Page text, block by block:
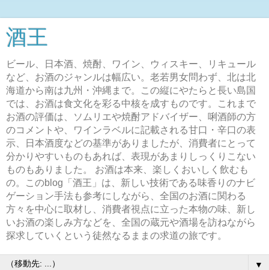
酒王
ビール、日本酒、焼酎、ワイン、ウィスキー、リキュール
など、お酒のジャンルは幅広い。老若男女問わず、北は北
海道から南は九州・沖縄まで。この縦にやたらと長い島国
では、お酒は食文化を彩る中核を成すものです。これまで
お酒の評価は、ソムリエや焼酎アドバイザー、唎酒師の方
のコメントや、ワインラベルに記載される甘口・辛口の表
示、日本酒度などの基準がありましたが、消費者にとって
分かりやすいものもあれば、表現があまりしっくりこない
ものもありました。 お酒は本来、楽しくおいしく飲むも
の。このblog「酒王」は、新しい技術である味香りのナビ
ゲーション手法も参考にしながら、全国のお酒に関わる
方々を中心に取材し、消費者視点に立った本物の味、新し
いお酒の楽しみ方などを、全国の蔵元や酒場を訪ねながら
探求していくという徒然なるままの求道の旅です。
▼